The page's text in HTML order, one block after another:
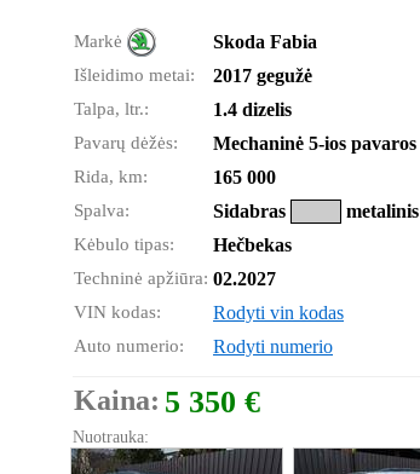
Markė Skoda Fabia
Išleidimo metai: 2017 gegužė
Talpa, ltr.: 1.4 dizelis
Pavarų dėžės: Mechaninė 5-ios pavaros
Rida, km: 165 000
Spalva: Sidabras metalinis
Kėbulo tipas: Hečbekas
Techninė apžiūra: 02.2027
VIN kodas: Rodyti vin kodas
Auto numerio: Rodyti numerio
Kaina: 5 350 €
Nuotrauka: